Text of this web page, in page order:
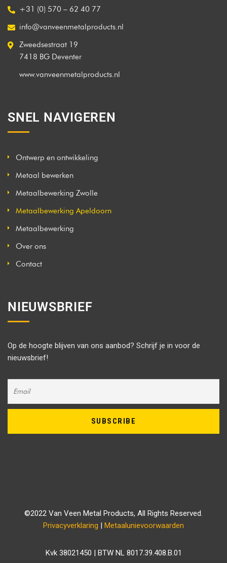
+31 (0) 570 – 62 40 77
info@vanveenmetalproducts.nl
Zweedsestraat 19
7418 BG Deventer
www.vanveenmetalproducts.nl
SNEL NAVIGEREN
Ontwerp en ontwikkeling
Metaal bewerken
Metaalbewerking Zwolle
Metaalbewerking Apeldoorn
Metaalbewerking
Over ons
Contact
NIEUWSBRIEF
Op de hoogte blijven van ons aanbod? Schrijf je in voor de
nieuwsbrief!
©2022 Van Veen Metal Products, All Rights Reserved.
Privacyverklaring | Metaalunievoorwaarden
Kvk 38021450 | BTW NL 8017.39.408.B.01